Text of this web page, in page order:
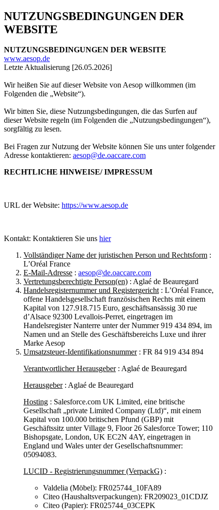
NUTZUNGSBEDINGUNGEN DER
WEBSITE
NUTZUNGSBEDINGUNGEN DER WEBSITE
www.aesop.de
Letzte Aktualisierung [26.05.2026]
Wir heißen Sie auf dieser Website von Aesop willkommen (im
Folgenden die „Website“).
Wir bitten Sie, diese Nutzungsbedingungen, die das Surfen auf
dieser Website regeln (im Folgenden die „Nutzungsbedingungen“),
sorgfältig zu lesen.
Bei Fragen zur Nutzung der Website können Sie uns unter folgender
Adresse kontaktieren: aesop@de.oaccare.com
RECHTLICHE HINWEISE/ IMPRESSUM
URL der Website: https://www.aesop.de
Kontakt: Kontaktieren Sie uns hier
Vollständiger Name der juristischen Person und Rechtsform :
L’Oréal France
E-Mail-Adresse : aesop@de.oaccare.com
Vertretungsberechtigte Person(en) : Aglaé de Beauregard
Handelsregisternummer und Registergericht: L’Oréal France,
offene Handelsgesellschaft französischen Rechts mit einem
Kapital von 127.918.715 Euro, geschäftsansässig 30 rue
d’Alsace 92300 Levallois-Perret, eingetragen im
Handelsregister Nanterre unter der Nummer 919 434 894, im
Namen und an Stelle des Geschäftsbereichs Luxe und ihrer
Marke Aesop
Umsatzsteuer-Identifikationsnummer: FR 84 919 434 894
Verantwortlicher Herausgeber: Aglaé de Beauregard
Herausgeber: Aglaé de Beauregard
Hosting : Salesforce.com UK Limited, eine britische
Gesellschaft „private Limited Company (Ltd)“, mit einem
Kapital von 100.000 britischen Pfund (GBP) mit
Geschäftssitz unter Village 9, Floor 26 Salesforce Tower; 110
Bishopsgate, London, UK EC2N 4AY, eingetragen in
England und Wales unter der Gesellschaftsnummer:
05094083.
LUCID - Registrierungsnummer (VerpackG) :
Valdelia (Möbel): FR025744_10FA89
Citeo (Haushaltsverpackungen): FR209023_01CDJZ
Citeo (Papier): FR025744_03CEPK